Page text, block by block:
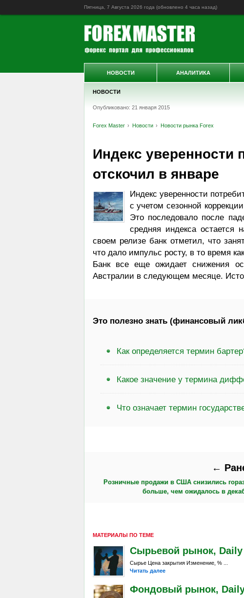
Пятница, 7 Августа 2026 года (обновлено 4 часа назад)
НОВОСТИ
Опубликовано: 21 января 2015
Forex Master Новости Новости рынка Forex
Индекс уверенности
отскочил в январе
Индекс уверенности
с учетом сезонной
Это последовало после
средняя индекса
своем релизе банк отметил, что
что дало импульс росту, в то время
Банк все еще ожидает снижения
Австралии в следующем месяце.
Это полезно знать (финансовый
Как определяется термин
Какое значение у термина
Что означает термин
←
Розничные продажи в США снизились
больше, чем ожидалось в
МАТЕРИАЛЫ ПО ТЕМЕ
Сырьевой рынок, Daily
Сырье Цена закрытия Изменение, % ...
Читать далее
Фондовый рынок,
НОВОСТИ АНАЛИТИКА